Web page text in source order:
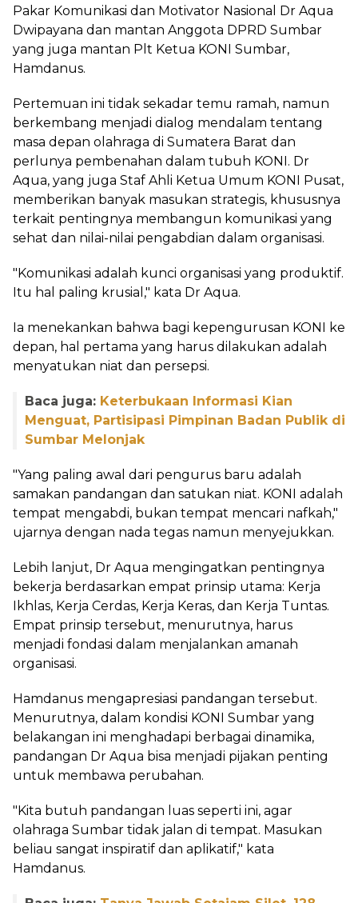
Pakar Komunikasi dan Motivator Nasional Dr Aqua
Dwipayana dan mantan Anggota DPRD Sumbar
yang juga mantan Plt Ketua KONI Sumbar,
Hamdanus.
Pertemuan ini tidak sekadar temu ramah, namun
berkembang menjadi dialog mendalam tentang
masa depan olahraga di Sumatera Barat dan
perlunya pembenahan dalam tubuh KONI. Dr
Aqua, yang juga Staf Ahli Ketua Umum KONI Pusat,
memberikan banyak masukan strategis, khususnya
terkait pentingnya membangun komunikasi yang
sehat dan nilai-nilai pengabdian dalam organisasi.
"Komunikasi adalah kunci organisasi yang produktif.
Itu hal paling krusial," kata Dr Aqua.
Ia menekankan bahwa bagi kepengurusan KONI ke
depan, hal pertama yang harus dilakukan adalah
menyatukan niat dan persepsi.
Baca juga: Keterbukaan Informasi Kian
Menguat, Partisipasi Pimpinan Badan Publik di
Sumbar Melonjak
"Yang paling awal dari pengurus baru adalah
samakan pandangan dan satukan niat. KONI adalah
tempat mengabdi, bukan tempat mencari nafkah,"
ujarnya dengan nada tegas namun menyejukkan.
Lebih lanjut, Dr Aqua mengingatkan pentingnya
bekerja berdasarkan empat prinsip utama: Kerja
Ikhlas, Kerja Cerdas, Kerja Keras, dan Kerja Tuntas.
Empat prinsip tersebut, menurutnya, harus
menjadi fondasi dalam menjalankan amanah
organisasi.
Hamdanus mengapresiasi pandangan tersebut.
Menurutnya, dalam kondisi KONI Sumbar yang
belakangan ini menghadapi berbagai dinamika,
pandangan Dr Aqua bisa menjadi pijakan penting
untuk membawa perubahan.
"Kita butuh pandangan luas seperti ini, agar
olahraga Sumbar tidak jalan di tempat. Masukan
beliau sangat inspiratif dan aplikatif," kata
Hamdanus.